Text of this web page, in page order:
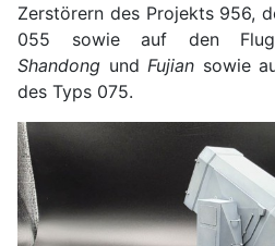
Zerstörern des Projekts 956,
055 sowie auf den
Shandong und Fujian sowie
des Typs 075.